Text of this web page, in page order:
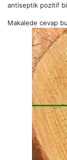
antiseptik pozitif
Makalede cevap